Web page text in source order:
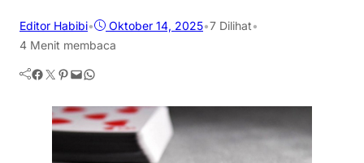
Editor Habibi• Oktober 14, 2025•7 Dilihat•
4 Menit membaca
Facebook Twitter Pinterest Mail WhatsApp